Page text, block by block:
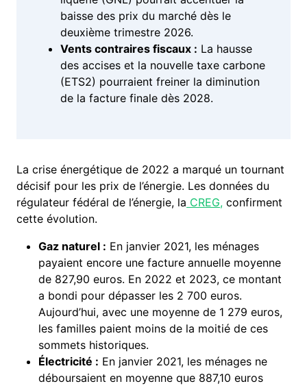
baisse des prix du marché dès le
deuxième trimestre 2026.
Vents contraires fiscaux : La hausse
des accises et la nouvelle taxe carbone
(ETS2) pourraient freiner la diminution
de la facture finale dès 2028.
La crise énergétique de 2022 a marqué un tournant
décisif pour les prix de l’énergie. Les données du
régulateur fédéral de l’énergie, la CREG, confirment
cette évolution.
Gaz naturel : En janvier 2021, les ménages
payaient encore une facture annuelle moyenne
de 827,90 euros. En 2022 et 2023, ce montant
a bondi pour dépasser les 2 700 euros.
Aujourd’hui, avec une moyenne de 1 279 euros,
les familles paient moins de la moitié de ces
sommets historiques.
Électricité : En janvier 2021, les ménages ne
déboursaient en moyenne que 887,10 euros